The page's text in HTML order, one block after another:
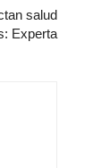
salud
Experta